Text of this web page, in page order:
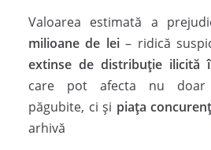
Valoarea estimată a
milioane de lei– ridică
extinse de distribuție ilicită
care pot afecta nu doar
păgubite, ci și piața
arhivă